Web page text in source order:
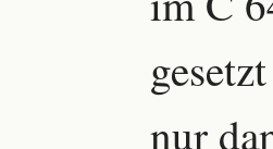
nur